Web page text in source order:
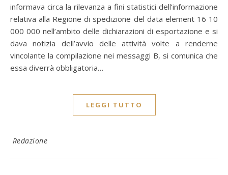
informava circa la rilevanza a fini statistici dell’informazione
relativa alla Regione di spedizione del data element 16 10
000 000 nell’ambito delle dichiarazioni di esportazione e si
dava notizia dell’avvio delle attività volte a renderne
vincolante la compilazione nei messaggi B, si comunica che
essa diverrà obbligatoria…
LEGGI TUTTO
Redazione